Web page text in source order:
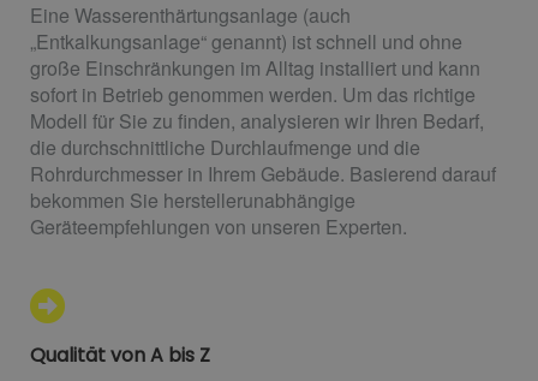
Eine Wasserenthärtungsanlage (auch
„Entkalkungsanlage“ genannt) ist schnell und ohne
große Einschränkungen im Alltag installiert und kann
sofort in Betrieb genommen werden. Um das richtige
Modell für Sie zu finden, analysieren wir Ihren Bedarf,
die durchschnittliche Durchlaufmenge und die
Rohrdurchmesser in Ihrem Gebäude. Basierend darauf
bekommen Sie herstellerunabhängige
Geräteempfehlungen von unseren Experten.
Qualität von A bis Z